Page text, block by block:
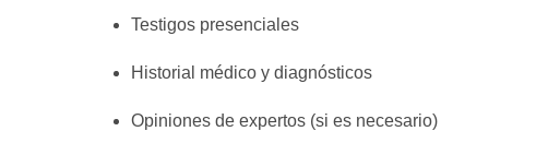
Testigos presenciales
Historial médico y diagnósticos
Opiniones de expertos (si es necesario)